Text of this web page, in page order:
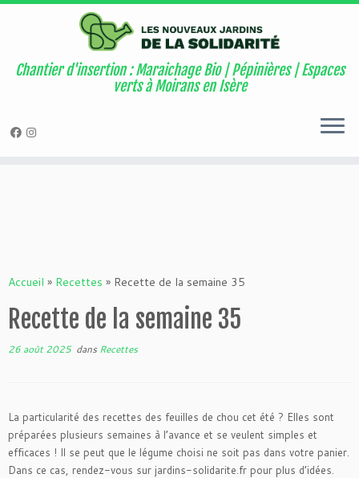
: Attempt to read property "geoplugin_countryCode" on null in
/home/users6/e/ehw1613/www/wordpress/wordpress/wp-
content/plugins/page-visit-counter/public/class-page-visit-counter-
public.phpon line227
contenu
Chantier d'insertion : Maraichage Bio | Pépinières | Espaces
verts à Moirans en Isère
Accueil » Recettes » Recette de la semaine 35
Recette de la semaine 35
26 août 2025dans Recettes
La particularité des recettes des feuilles de chou cet été ? Elles sont
préparées plusieurs semaines à l’avance et se veulent simples et
efficaces ! Il se peut que le légume choisi ne soit pas dans votre panier.
Dans ce cas, rendez-vous sur jardins-solidarite.fr pour plus d’idées.